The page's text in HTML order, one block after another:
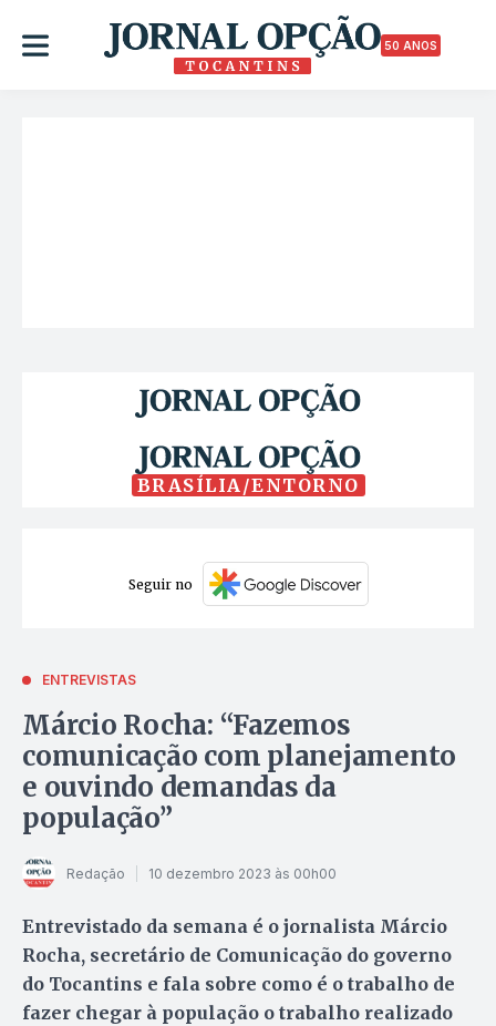
50 ANOS
BRASÍLIA/ENTORNO
Seguir no
ENTREVISTAS
Márcio Rocha: “Fazemos
comunicação com planejamento
e ouvindo demandas da
população”
Redação 10 dezembro 2023 às 00h00
Entrevistado da semana é o jornalista Márcio
Rocha, secretário de Comunicação do governo
do Tocantins e fala sobre como é o trabalho de
fazer chegar à população o trabalho realizado